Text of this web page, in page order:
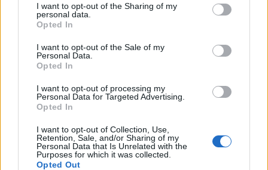
I want to opt-out of the Sharing of my
personal data.
Opted In
I want to opt-out of the Sale of my
Personal Data.
Opted In
I want to opt-out of processing my
Personal Data for Targeted Advertising.
Opted In
I want to opt-out of Collection, Use,
Retention, Sale, and/or Sharing of my
Personal Data that Is Unrelated with the
Purposes for which it was collected.
Opted Out